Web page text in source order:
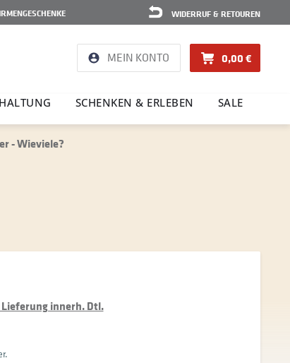
WIDERRUF & RETOUREN
MEIN KONTO 0,00 €
SCHENKEN & ERLEBEN SALE
- Wieviele?
innerh. Dtl.